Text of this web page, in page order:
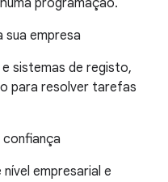
programação.
sua empresa
sistemas de registo,
para resolver tarefas
empresarial e